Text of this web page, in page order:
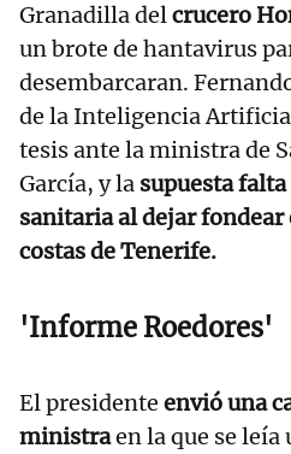
Granadilla delcrucero
un brote de hantavirus
desembarcaran.
de la Inteligencia
tesis ante la ministra de
García, y la supuesta
sanitaria al dejar fondear
costas de Tenerife.
'Informe Roedores'
El presidente envió una
ministraen la que se leía